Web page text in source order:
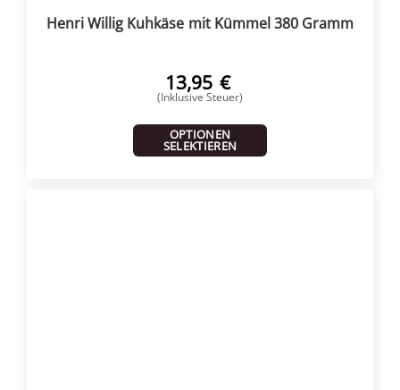
Henri Willig Kuhkäse mit Kümmel 380 Gramm
13,95 €
(Inklusive Steuer)
OPTIONEN
SELEKTIEREN